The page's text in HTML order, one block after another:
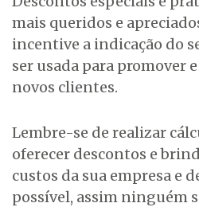
mais queridos e
incentive a indicação do
ser usada para promover
novos clientes.
Lembre-se de realizar
oferecer descontos e
custos da sua empresa e
possível, assim ninguém